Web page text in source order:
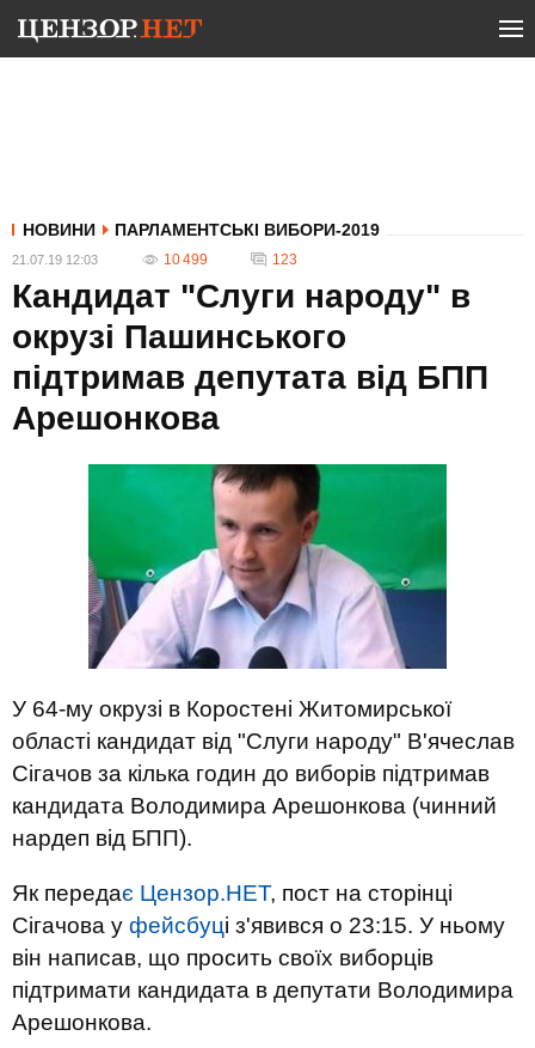
НОВИНИ ПАРЛАМЕНТСЬКІ ВИБОРИ-2019
21.07.19 12:03 10 499 123
Кандидат "Слуги народу" в
окрузі Пашинського
підтримав депутата від БПП
Арешонкова
У 64-му окрузі в Коростені Житомирської
області кандидат від "Слуги народу" В'ячеслав
Сігачов за кілька годин до виборів підтримав
кандидата Володимира Арешонкова (чинний
нардеп від БПП).
Як передає Цензор.НЕТ, пост на сторінці
Сігачова у фейсбуці з'явився о 23:15. У ньому
він написав, що просить своїх виборців
підтримати кандидата в депутати Володимира
Арешонкова.